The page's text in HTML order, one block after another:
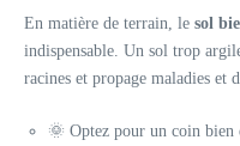
En matière de terrain, le sol
indispensable. Un sol trop
racines et propage maladies et
🌞 Optez pour un coin bien